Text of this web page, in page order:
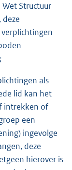
Structuur
als
lid kan het
intrekken of
een
ingevolge
deze
hierover is